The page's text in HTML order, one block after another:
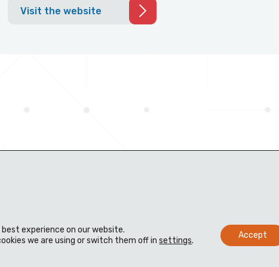
Visit the website
Materiais Distribuidores
Biblioteca técnica virtual
experience on our website.
we are using or switch them off insettings.
Accept